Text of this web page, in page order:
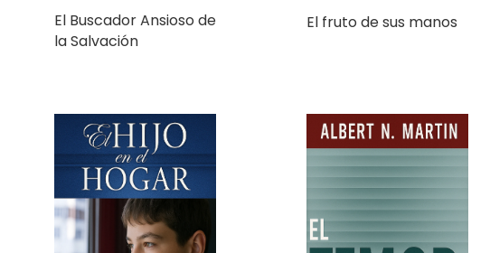
El Buscador Ansioso de
la Salvación
El fruto de sus manos